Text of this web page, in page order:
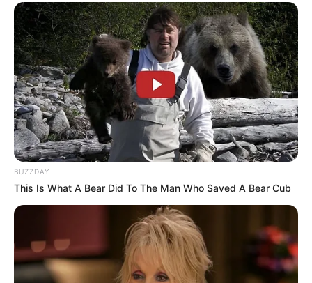
แจกตาราง สีมงคลตามราศี 2569 ประจำ
เดือนสิงหาคม โดย อ.รักษ์ เลขเด็ด
ดูดวงรายปี ดูเพิ่มเติม
ดูดวงรายปี
มาแล้ว ! เปิดคำทำนาย อ.มิก พลิกดวง
ชะตา ดวงราศีธนู 2569
BUZZDAY
This Is What A Bear Did To The Man Who Saved A Bear Cub